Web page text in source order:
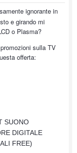
ignorante in
e girando mi
o Plasma?
sulla TV
offerta:
SUONO
DIGITALE
FREE)